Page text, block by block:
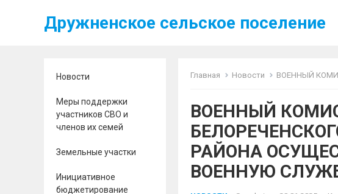
Дружненское сельское поселение
Новости
Меры поддержки
участников СВО и
членов их семей
Земельные участки
Инициативное
бюджетирование
Главная Новости ВОЕННЫЙ КОМИССАРИАТ
ВОЕННЫЙ
РАЙОНА
ВОЕННУЮ